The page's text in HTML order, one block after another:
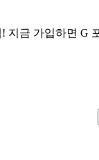
! 지금 가입하면 G